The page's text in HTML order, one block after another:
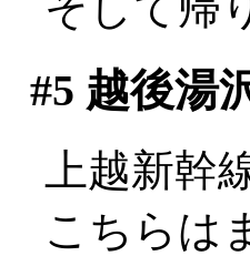
#5 越後湯
上越新幹
こちらは